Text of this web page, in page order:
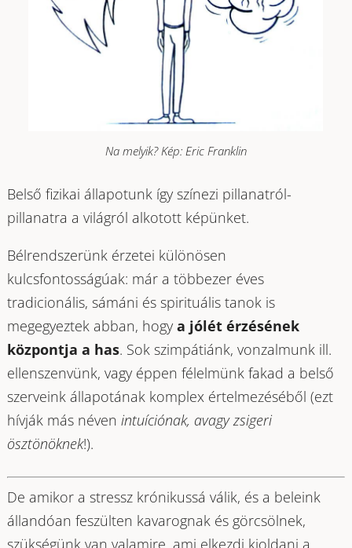
Na melyik? Kép: Eric Franklin
Belső fizikai állapotunk így színezi pillanatról-
pillanatra a világról alkotott képünket.
Bélrendszerünk érzetei különösen
kulcsfontosságúak: már a többezer éves
tradicionális, sámáni és spirituális tanok is
megegyeztek abban, hogya jólét érzésének
központja a has. Sok szimpátiánk, vonzalmunk ill.
ellenszenvünk, vagy éppen félelmünk fakad a belső
szerveink állapotának komplex értelmezéséből (ezt
hívják más néven intuíciónak, avagy zsigeri
ösztönöknek!).
De amikor a stressz krónikussá válik, és a beleink
állandóan feszülten kavarognak és görcsölnek,